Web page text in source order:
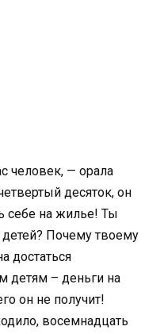
человек, — орала
десяток, он
себе на жилье! Ты
детей? Почему твоему
достаться
детям – деньги на
он не получит!
восемнадцать